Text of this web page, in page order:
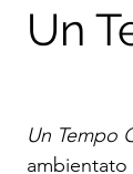
Un
Un Tempo